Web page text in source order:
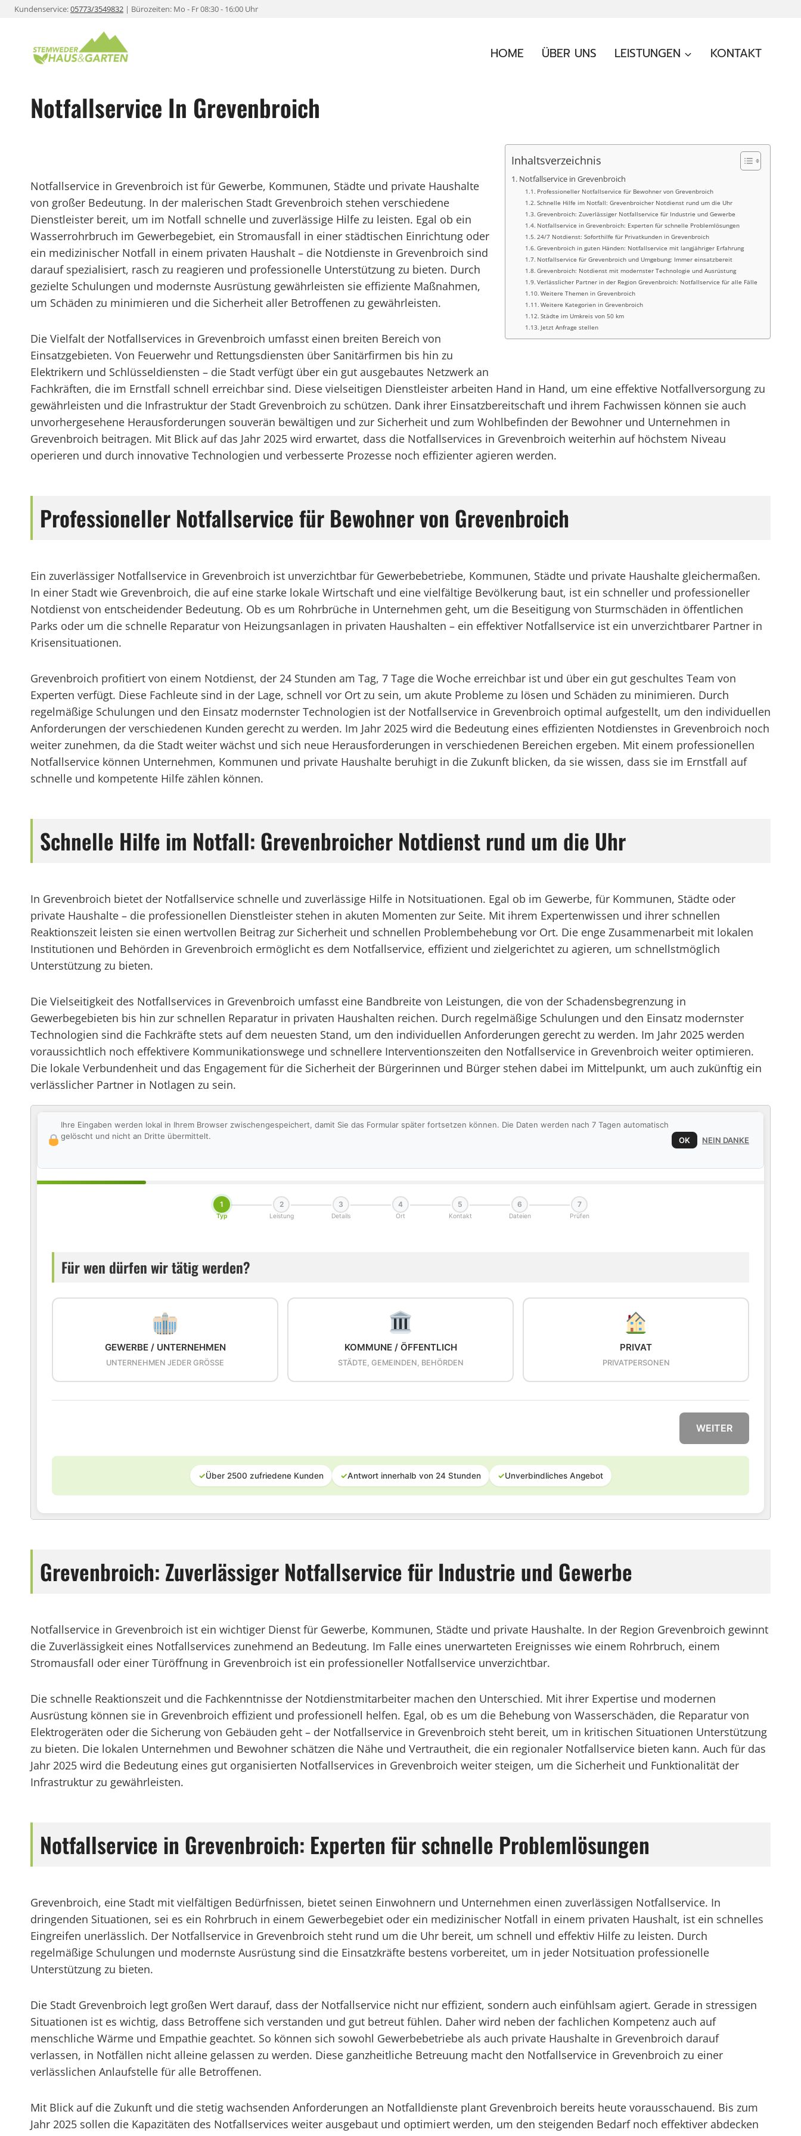
ZumKundenservice:05773/3549832 | Bürozeiten: Mo - Fr 08:30 - 16:00 Uhr
HOME ÜBER UNS LEISTUNGEN KONTAKT
Notfallservice In Grevenbroich
Inhaltsverzeichnis
Notfallservice in Grevenbroich
Professioneller Notfallservice für Bewohner von Grevenbroich
Schnelle Hilfe im Notfall: Grevenbroicher Notdienst rund um die Uhr
Grevenbroich: Zuverlässiger Notfallservice für Industrie und Gewerbe
Notfallservice in Grevenbroich: Experten für schnelle Problemlösungen
24/7 Notdienst: Soforthilfe für Privatkunden in Grevenbroich
Grevenbroich in guten Händen: Notfallservice mit langjähriger Erfahrung
Notfallservice für Grevenbroich und Umgebung: Immer einsatzbereit
Grevenbroich: Notdienst mit modernster Technologie und Ausrüstung
Verlässlicher Partner in der Region Grevenbroich: Notfallservice für alle Fälle
Weitere Themen in Grevenbroich
Weitere Kategorien in Grevenbroich
Städte im Umkreis von 50 km
Jetzt Anfrage stellen
Notfallservice in Grevenbroich ist für Gewerbe, Kommunen, Städte und private Haushalte
von großer Bedeutung. In der malerischen Stadt Grevenbroich stehen verschiedene
Dienstleister bereit, um im Notfall schnelle und zuverlässige Hilfe zu leisten. Egal ob ein
Wasserrohrbruch im Gewerbegebiet, ein Stromausfall in einer städtischen Einrichtung oder
ein medizinischer Notfall in einem privaten Haushalt – die Notdienste in Grevenbroich sind
darauf spezialisiert, rasch zu reagieren und professionelle Unterstützung zu bieten. Durch
gezielte Schulungen und modernste Ausrüstung gewährleisten sie effiziente Maßnahmen,
um Schäden zu minimieren und die Sicherheit aller Betroffenen zu gewährleisten.
Die Vielfalt der Notfallservices in Grevenbroich umfasst einen breiten Bereich von
Einsatzgebieten. Von Feuerwehr und Rettungsdiensten über Sanitärfirmen bis hin zu
Elektrikern und Schlüsseldiensten – die Stadt verfügt über ein gut ausgebautes Netzwerk an
Fachkräften, die im Ernstfall schnell erreichbar sind. Diese vielseitigen Dienstleister arbeiten Hand in Hand, um eine effektive Notfallversorgung zu
gewährleisten und die Infrastruktur der Stadt Grevenbroich zu schützen. Dank ihrer Einsatzbereitschaft und ihrem Fachwissen können sie auch
unvorhergesehene Herausforderungen souverän bewältigen und zur Sicherheit und zum Wohlbefinden der Bewohner und Unternehmen in
Grevenbroich beitragen. Mit Blick auf das Jahr 2025 wird erwartet, dass die Notfallservices in Grevenbroich weiterhin auf höchstem Niveau
operieren und durch innovative Technologien und verbesserte Prozesse noch effizienter agieren werden.
Professioneller Notfallservice für Bewohner von Grevenbroich
Ein zuverlässiger Notfallservice in Grevenbroich ist unverzichtbar für Gewerbebetriebe, Kommunen, Städte und private Haushalte gleichermaßen.
In einer Stadt wie Grevenbroich, die auf eine starke lokale Wirtschaft und eine vielfältige Bevölkerung baut, ist ein schneller und professioneller
Notdienst von entscheidender Bedeutung. Ob es um Rohrbrüche in Unternehmen geht, um die Beseitigung von Sturmschäden in öffentlichen
Parks oder um die schnelle Reparatur von Heizungsanlagen in privaten Haushalten – ein effektiver Notfallservice ist ein unverzichtbarer Partner in
Krisensituationen.
Grevenbroich profitiert von einem Notdienst, der 24 Stunden am Tag, 7 Tage die Woche erreichbar ist und über ein gut geschultes Team von
Experten verfügt. Diese Fachleute sind in der Lage, schnell vor Ort zu sein, um akute Probleme zu lösen und Schäden zu minimieren. Durch
regelmäßige Schulungen und den Einsatz modernster Technologien ist der Notfallservice in Grevenbroich optimal aufgestellt, um den individuellen
Anforderungen der verschiedenen Kunden gerecht zu werden. Im Jahr 2025 wird die Bedeutung eines effizienten Notdienstes in Grevenbroich noch
weiter zunehmen, da die Stadt weiter wächst und sich neue Herausforderungen in verschiedenen Bereichen ergeben. Mit einem professionellen
Notfallservice können Unternehmen, Kommunen und private Haushalte beruhigt in die Zukunft blicken, da sie wissen, dass sie im Ernstfall auf
schnelle und kompetente Hilfe zählen können.
Schnelle Hilfe im Notfall: Grevenbroicher Notdienst rund um die Uhr
In Grevenbroich bietet der Notfallservice schnelle und zuverlässige Hilfe in Notsituationen. Egal ob im Gewerbe, für Kommunen, Städte oder
private Haushalte – die professionellen Dienstleister stehen in akuten Momenten zur Seite. Mit ihrem Expertenwissen und ihrer schnellen
Reaktionszeit leisten sie einen wertvollen Beitrag zur Sicherheit und schnellen Problembehebung vor Ort. Die enge Zusammenarbeit mit lokalen
Institutionen und Behörden in Grevenbroich ermöglicht es dem Notfallservice, effizient und zielgerichtet zu agieren, um schnellstmöglich
Unterstützung zu bieten.
Die Vielseitigkeit des Notfallservices in Grevenbroich umfasst eine Bandbreite von Leistungen, die von der Schadensbegrenzung in
Gewerbegebieten bis hin zur schnellen Reparatur in privaten Haushalten reichen. Durch regelmäßige Schulungen und den Einsatz modernster
Technologien sind die Fachkräfte stets auf dem neuesten Stand, um den individuellen Anforderungen gerecht zu werden. Im Jahr 2025 werden
voraussichtlich noch effektivere Kommunikationswege und schnellere Interventionszeiten den Notfallservice in Grevenbroich weiter optimieren.
Die lokale Verbundenheit und das Engagement für die Sicherheit der Bürgerinnen und Bürger stehen dabei im Mittelpunkt, um auch zukünftig ein
verlässlicher Partner in Notlagen zu sein.
Ihre Eingaben werden lokal in Ihrem Browser zwischengespeichert, damit Sie das Formular später fortsetzen können. Die Daten werden nach 7 Tagen automatisch
gelöscht und nicht an Dritte übermittelt.
OK NEIN DANKE
1
Typ
2
Leistung
3
Details
4
Ort
5
Kontakt
6
Dateien
7
Prüfen
Für wen dürfen wir tätig werden?
GEWERBE / UNTERNEHMEN
UNTERNEHMEN JEDER GRÖSSE
KOMMUNE / ÖFFENTLICH
STÄDTE, GEMEINDEN, BEHÖRDEN
PRIVAT
PRIVATPERSONEN
WEITER
✓Über 2500 zufriedene Kunden ✓Antwort innerhalb von 24 Stunden ✓Unverbindliches Angebot
Grevenbroich: Zuverlässiger Notfallservice für Industrie und Gewerbe
Notfallservice in Grevenbroich ist ein wichtiger Dienst für Gewerbe, Kommunen, Städte und private Haushalte. In der Region Grevenbroich gewinnt
die Zuverlässigkeit eines Notfallservices zunehmend an Bedeutung. Im Falle eines unerwarteten Ereignisses wie einem Rohrbruch, einem
Stromausfall oder einer Türöffnung in Grevenbroich ist ein professioneller Notfallservice unverzichtbar.
Die schnelle Reaktionszeit und die Fachkenntnisse der Notdienstmitarbeiter machen den Unterschied. Mit ihrer Expertise und modernen
Ausrüstung können sie in Grevenbroich effizient und professionell helfen. Egal, ob es um die Behebung von Wasserschäden, die Reparatur von
Elektrogeräten oder die Sicherung von Gebäuden geht – der Notfallservice in Grevenbroich steht bereit, um in kritischen Situationen Unterstützung
zu bieten. Die lokalen Unternehmen und Bewohner schätzen die Nähe und Vertrautheit, die ein regionaler Notfallservice bieten kann. Auch für das
Jahr 2025 wird die Bedeutung eines gut organisierten Notfallservices in Grevenbroich weiter steigen, um die Sicherheit und Funktionalität der
Infrastruktur zu gewährleisten.
Notfallservice in Grevenbroich: Experten für schnelle Problemlösungen
Grevenbroich, eine Stadt mit vielfältigen Bedürfnissen, bietet seinen Einwohnern und Unternehmen einen zuverlässigen Notfallservice. In
dringenden Situationen, sei es ein Rohrbruch in einem Gewerbegebiet oder ein medizinischer Notfall in einem privaten Haushalt, ist ein schnelles
Eingreifen unerlässlich. Der Notfallservice in Grevenbroich steht rund um die Uhr bereit, um schnell und effektiv Hilfe zu leisten. Durch
regelmäßige Schulungen und modernste Ausrüstung sind die Einsatzkräfte bestens vorbereitet, um in jeder Notsituation professionelle
Unterstützung zu bieten.
Die Stadt Grevenbroich legt großen Wert darauf, dass der Notfallservice nicht nur effizient, sondern auch einfühlsam agiert. Gerade in stressigen
Situationen ist es wichtig, dass Betroffene sich verstanden und gut betreut fühlen. Daher wird neben der fachlichen Kompetenz auch auf
menschliche Wärme und Empathie geachtet. So können sich sowohl Gewerbebetriebe als auch private Haushalte in Grevenbroich darauf
verlassen, in Notfällen nicht alleine gelassen zu werden. Diese ganzheitliche Betreuung macht den Notfallservice in Grevenbroich zu einer
verlässlichen Anlaufstelle für alle Betroffenen.
Mit Blick auf die Zukunft und die stetig wachsenden Anforderungen an Notfalldienste plant Grevenbroich bereits heute vorausschauend. Bis zum
Jahr 2025 sollen die Kapazitäten des Notfallservices weiter ausgebaut und optimiert werden, um den steigenden Bedarf noch effektiver abdecken